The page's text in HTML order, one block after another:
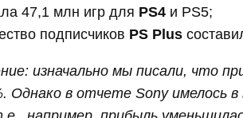
47,1 млн игр для PS4и PS5;
подписчиков PS Plus
изначально мы писали, что
Однако в отчете Sony имелось